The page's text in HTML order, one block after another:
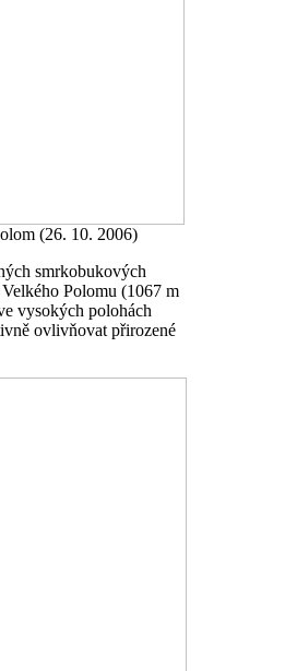
(26. 10. 2006)
smrkobukových
Polomu (1067 m
vysokých polohách
ovlivňovat přirozené